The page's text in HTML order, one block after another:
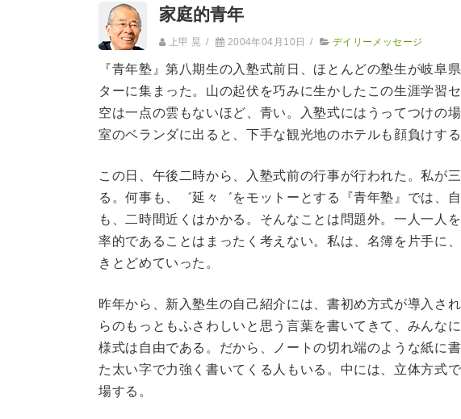
家庭的青年
上甲 晃 / 2004年04月10日 / デイリーメッセージ
『青年塾』第八期生の入塾式前日、ほとんどの塾生が岐阜
ターに集まった。山の起伏を巧みに生かしたこの生涯学習
空は一点の雲もないほど、青い。入塾式にはうってつけの
室のベランダに出ると、下手な観光地のホテルも顔負けす
この日、午後二時から、入塾式前の行事が行われた。私が
る。何事も、゛延々゛をモットーとする『青年塾』では、
も、二時間近くはかかる。そんなことは問題外。一人一人
率的であることはまったく考えない。私は、名簿を片手に
きとどめていった。
昨年から、新入塾生の自己紹介には、書初め方式が導入さ
らのもっともふさわしいと思う言葉を書いてきて、みんな
様式は自由である。だから、ノートの切れ端のような紙に
た太い字で力強く書いてくる人もいる。中には、立体方式
場する。